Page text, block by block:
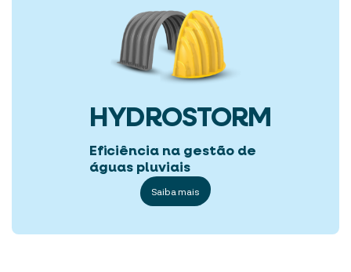
HYDROSTORM
Eficiência na gestão de
águas pluviais
Saiba mais